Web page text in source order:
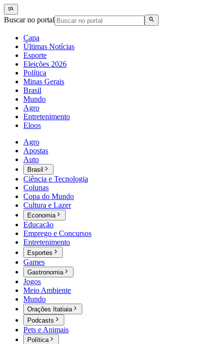
Buscar no portal
Capa
Últimas Notícias
Esporte
Eleições 2026
Política
Minas Gerais
Brasil
Mundo
Agro
Entretenimento
Eloos
Agro
Apostas
Auto
Brasil
Ciência e Tecnologia
Colunas
Copa do Mundo
Cultura e Lazer
Economia
Educação
Emprego e Concursos
Entretenimento
Esportes
Games
Gastronomia
Jogos
Meio Ambiente
Mundo
Orações Itatiaia
Podcasts
Pets e Animais
Política